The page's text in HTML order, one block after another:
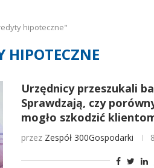
hipoteczne"
HIPOTECZNE
Urzędnicy przeszukali
Sprawdzają, czy
mogło szkodzić
przez Zespół 300Gospodarki